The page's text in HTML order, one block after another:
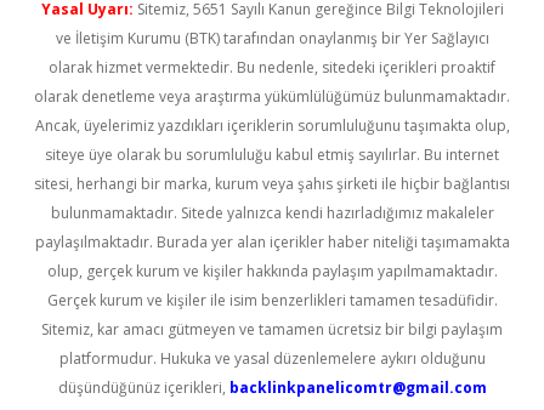
Yasal Uyarı: Sitemiz, 5651 Sayılı Kanun gereğince Bilgi Teknolojileri
ve İletişim Kurumu (BTK) tarafından onaylanmış bir Yer Sağlayıcı
olarak hizmet vermektedir. Bu nedenle, sitedeki içerikleri proaktif
olarak denetleme veya araştırma yükümlülüğümüz bulunmamaktadır.
Ancak, üyelerimiz yazdıkları içeriklerin sorumluluğunu taşımakta olup,
siteye üye olarak bu sorumluluğu kabul etmiş sayılırlar. Bu internet
sitesi, herhangi bir marka, kurum veya şahıs şirketi ile hiçbir bağlantısı
bulunmamaktadır. Sitede yalnızca kendi hazırladığımız makaleler
paylaşılmaktadır. Burada yer alan içerikler haber niteliği taşımamakta
olup, gerçek kurum ve kişiler hakkında paylaşım yapılmamaktadır.
Gerçek kurum ve kişiler ile isim benzerlikleri tamamen tesadüfidir.
Sitemiz, kar amacı gütmeyen ve tamamen ücretsiz bir bilgi paylaşım
platformudur. Hukuka ve yasal düzenlemelere aykırı olduğunu
düşündüğünüz içerikleri, backlinkpanelicomtr@gmail.com